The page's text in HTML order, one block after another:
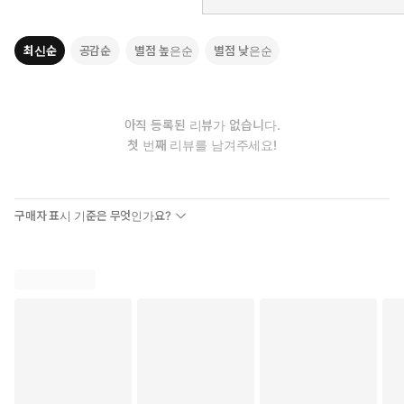
최신순 공감순 별점 높은순 별점 낮은순
아직 등록된 리뷰가 없습니다.
첫 번째 리뷰를 남겨주세요!
구매자 표시 기준은 무엇인가요?